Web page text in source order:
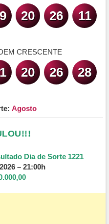
20 26 11
CRESCENTE
20 26 28
Agosto
Dia de Sorte 1221
– 21:00h